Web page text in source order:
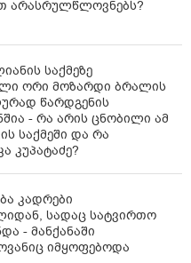
არასრულწლოვნებს?
საქმეზე
ორი მოზარდი ბრალის
წარდგენის
- რა არის ცნობილი ამ
საქმეში და რა
კუპატაძე?
კადრები
სადაც სატვირთო
- მანქანაში
იმყოფებოდა